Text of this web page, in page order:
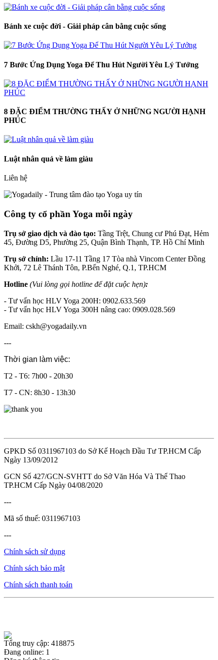
Bánh xe cuộc đời - Giải pháp cân bằng cuộc sống
7 Bước Ứng Dụng Yoga Để Thu Hút Người Yêu Lý Tưởng
8 ĐẶC ĐIỂM THƯỜNG THẤY Ở NHỮNG NGƯỜI HẠNH
PHÚC
Luật nhân quả về làm giàu
Liên hệ
Công ty cổ phần Yoga mỗi ngày
Trụ sở giao dịch và đào tạo: Tầng Trệt, Chung cư Phú Đạt, Hẻm
45, Đường D5, Phường 25, Quận Bình Thạnh, TP. Hồ Chí Minh
Trụ sở chính: Lầu 17-11 Tầng 17 Tòa nhà Vincom Center Đồng
Khởi, 72 Lê Thánh Tôn, P.Bến Nghé, Q.1, TP.HCM
Hotline (Vui lòng gọi hotline để đặt cuộc hẹn):
- Tư vấn học HLV Yoga 200H: 0902.633.569
- Tư vấn học HLV Yoga 300H nâng cao: 0909.028.569
Email: cskh@yogadaily.vn
---
Thời gian làm việc:
T2 - T6: 7h00 - 20h30
T7 - CN: 8h30 - 13h30
GPKD Số 0311967103 do Sở Kế Hoạch Đầu Tư TP.HCM Cấp
Ngày 13/09/2012
GCN Số 427/GCN-SVHTT do Sở Văn Hóa Và Thể Thao
TP.HCM Cấp Ngày 04/08/2020
---
Mã số thuế: 0311967103
---
Chính sách sử dụng
Chính sách bảo mật
Chính sách thanh toán
Tổng truy cập: 418875
Đang online: 1